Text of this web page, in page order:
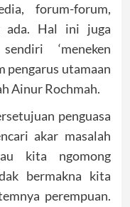
forum-forum,
ada. Hal ini juga
‘meneken
pengarus utamaan
Ainur Rochmah.
penguasa
akar masalah
kita ngomong
bermakna kita
perempuan.